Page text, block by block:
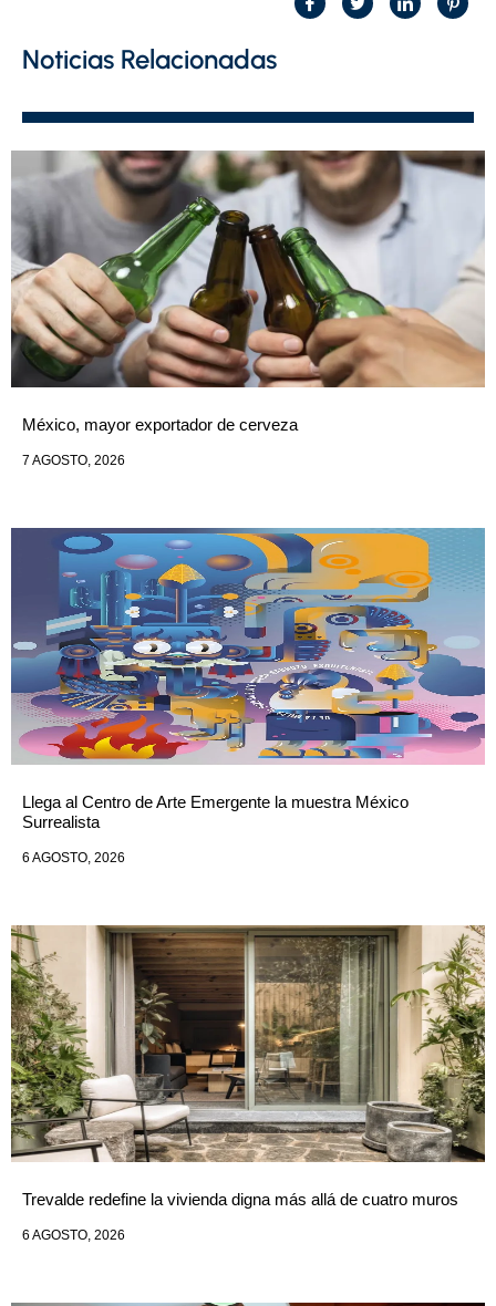
Noticias Relacionadas
México, mayor exportador de cerveza
7 AGOSTO, 2026
Llega al Centro de Arte Emergente la muestra México
Surrealista
6 AGOSTO, 2026
Trevalde redefine la vivienda digna más allá de cuatro muros
6 AGOSTO, 2026